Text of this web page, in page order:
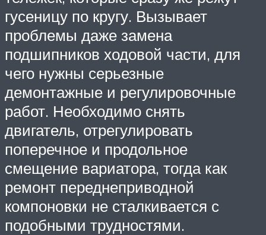
гусеницу по кругу. Вызывает
проблемы даже замена
подшипников ходовой части, для
чего нужны серьезные
демонтажные и регулировочные
работ. Необходимо снять
двигатель, отрегулировать
поперечное и продольное
смещение вариатора, тогда как
ремонт переднеприводной
компоновки не сталкивается с
подобными трудностями.